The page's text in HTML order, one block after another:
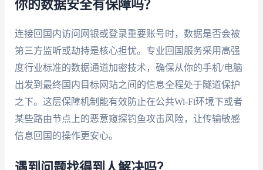
你的数据安全有保障吗？
连接回国内访问网银或登录重要账号时，数据是否会被
第三方监听或劫持是核心担忧。专业回国服务采用高强
度行业标准的数据通道加密技术，确保从你的手机/电脑
出发到最终国内目标网站之间的信息全程处于隧道保护
之下。这层保障机制能有效防止在公共Wi-Fi环境下或者
某些路由节点上的恶意窥探钓鱼攻击风险，让传输敏感
信息回国的操作更安心。